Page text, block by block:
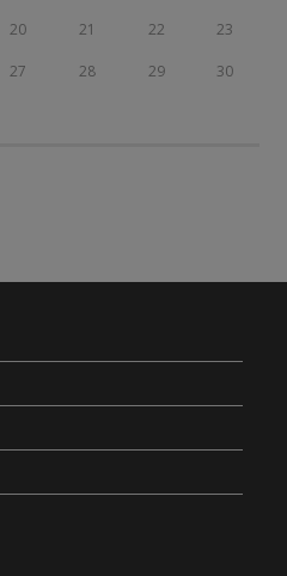
20 21 22 23
27 28 29 30